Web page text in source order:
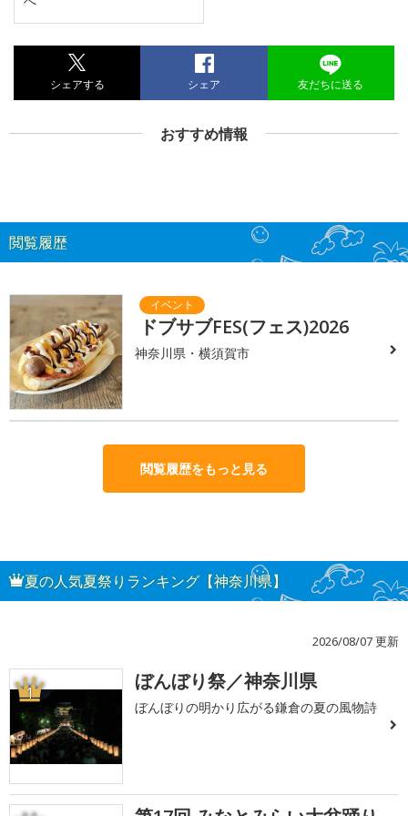
シェアする シェア 友だちに送る
おすすめ情報
閲覧履歴
ドブサブFES(フェス)2026
神奈川県・横須賀市
閲覧履歴をもっと見る
夏の人気夏祭りランキング【神奈川県】
2026/08/07 更新
1 ぼんぼり祭／神奈川県
ぼんぼりの明かり広がる鎌倉の夏の風物詩